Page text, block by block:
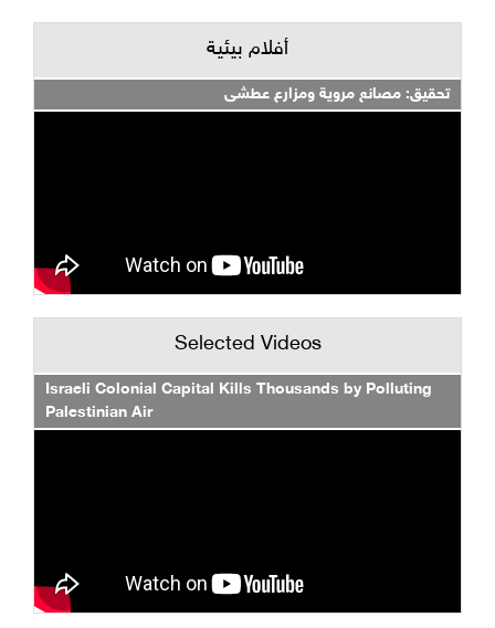
أفلام بيئية
تحقيق: مصانع مروية ومزارع عطشى
Selected Videos
Israeli Colonial Capital Kills Thousands by Polluting
Palestinian Air